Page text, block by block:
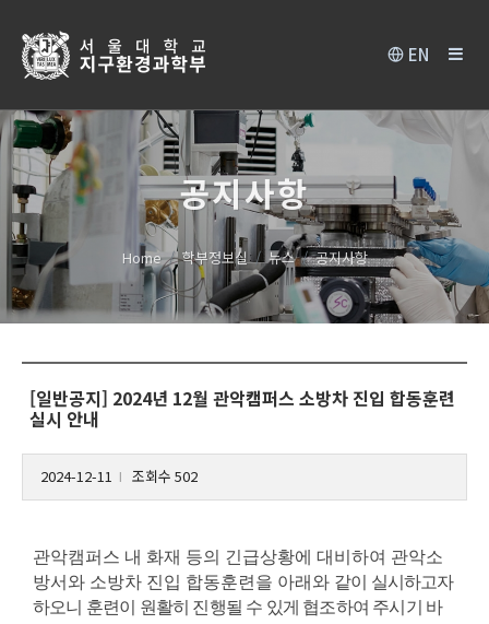
EN
공지사항
Home 학부정보실 뉴스 공지사항
[일반공지] 2024년 12월 관악캠퍼스 소방차 진입 합동훈련
실시 안내
2024-12-11 조회수 502
관악캠퍼스 내 화재 등의 긴급상황에 대비하여 관악소
방서와 소방차 진입 합동훈련을 아래와 같이 실시하고자
하오니 훈련이 원활히 진행될 수 있게 협조하여 주시기 바